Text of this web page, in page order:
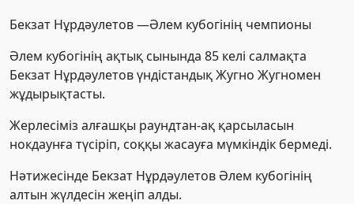
Бекзат Нұрдәулетов —Әлем кубогінің чемпионы
Әлем кубогінің ақтық сынында 85 келі салмақта
Бекзат Нұрдәулетов үндістандық Жугно Жугномен
жұдырықтасты.
Жерлесіміз алғашқы раундтан-ақ қарсыласын
нокдаунға түсіріп, соққы жасауға мүмкіндік бермеді.
Нәтижесінде Бекзат Нұрдәулетов Әлем кубогінің
алтын жүлдесін жеңіп алды.